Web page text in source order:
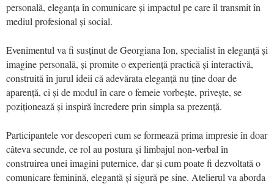
personală, eleganța în comunicare și impactul pe care îl transmit în
mediul profesional și social.
Evenimentul va fi susținut de Georgiana Ion, specialist în eleganță și
imagine personală, și promite o experiență practică și interactivă,
construită în jurul ideii că adevărata eleganță nu ține doar de
aparență, ci și de modul în care o femeie vorbește, privește, se
poziționează și inspiră încredere prin simpla sa prezență.
Participantele vor descoperi cum se formează prima impresie în doar
câteva secunde, ce rol au postura și limbajul non-verbal în
construirea unei imagini puternice, dar și cum poate fi dezvoltată o
comunicare feminină, elegantă și sigură pe sine. Atelierul va aborda